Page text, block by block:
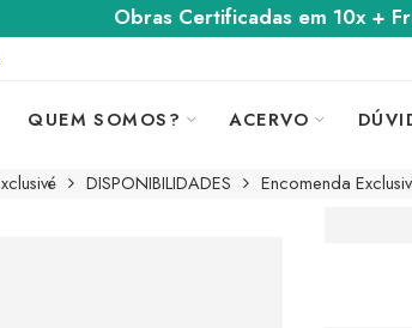
Obras Certificadas em 10x +
QUEM SOMOS? ACERVO
DISPONIBILIDADES Encomenda